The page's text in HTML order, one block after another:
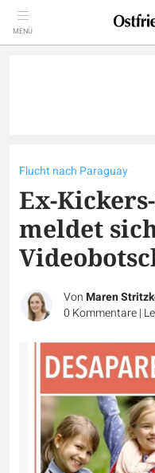
MENÜ
Flucht nach Paraguay
Ex-
meldet
VonMaren
0 Kommentare|